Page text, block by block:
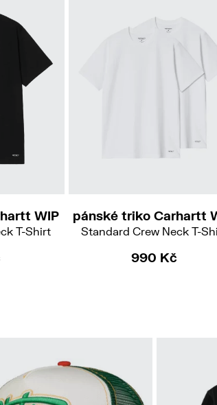
WIP
T-Shirt
pánské triko Carhartt
Standard Crew Neck T-
990 Kč